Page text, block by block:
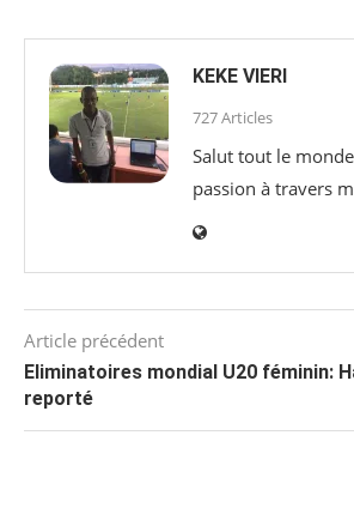
KEKE VIERI
727 Articles
Salut tout le
passion à travers
Article précédent
Eliminatoires mondial U20 féminin:
reporté